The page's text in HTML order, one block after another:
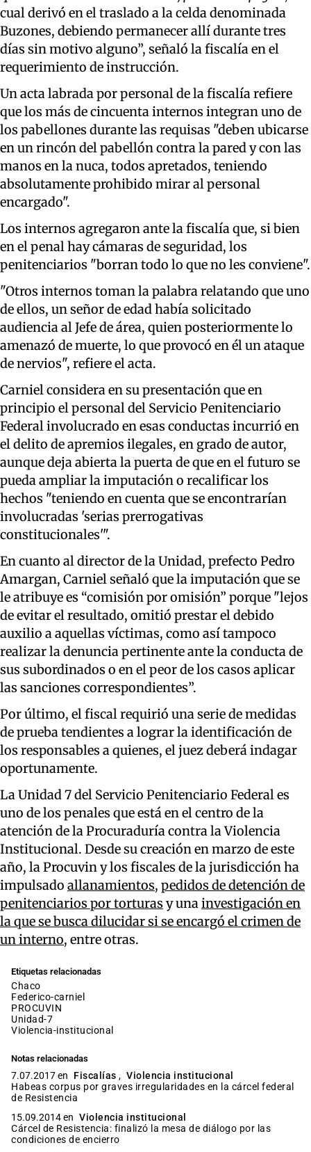
cual derivó en el traslado a la celda denominada
Buzones, debiendo permanecer allí durante tres
días sin motivo alguno”, señaló la fiscalía en el
requerimiento de instrucción.
Un acta labrada por personal de la fiscalía refiere
que los más de cincuenta internos integran uno de
los pabellones durante las requisas "deben ubicarse
en un rincón del pabellón contra la pared y con las
manos en la nuca, todos apretados, teniendo
absolutamente prohibido mirar al personal
encargado".
Los internos agregaron ante la fiscalía que, si bien
en el penal hay cámaras de seguridad, los
penitenciarios "borran todo lo que no les conviene".
"Otros internos toman la palabra relatando que uno
de ellos, un señor de edad había solicitado
audiencia al Jefe de área, quien posteriormente lo
amenazó de muerte, lo que provocó en él un ataque
de nervios", refiere el acta.
Carniel considera en su presentación que en
principio el personal del Servicio Penitenciario
Federal involucrado en esas conductas incurrió en
el delito de apremios ilegales, en grado de autor,
aunque deja abierta la puerta de que en el futuro se
pueda ampliar la imputación o recalificar los
hechos "teniendo en cuenta que se encontrarían
involucradas 'serias prerrogativas
constitucionales'".
En cuanto al director de la Unidad, prefecto Pedro
Amargan, Carniel señaló que la imputación que se
le atribuye es “comisión por omisión” porque "lejos
de evitar el resultado, omitió prestar el debido
auxilio a aquellas víctimas, como así tampoco
realizar la denuncia pertinente ante la conducta de
sus subordinados o en el peor de los casos aplicar
las sanciones correspondientes”.
Por último, el fiscal requirió una serie de medidas
de prueba tendientes a lograr la identificación de
los responsables a quienes, el juez deberá indagar
oportunamente.
La Unidad 7 del Servicio Penitenciario Federal es
uno de los penales que está en el centro de la
atención de la Procuraduría contra la Violencia
Institucional. Desde su creación en marzo de este
año, la Procuvin y los fiscales de la jurisdicción ha
impulsado allanamientos, pedidos de detención de
penitenciarios por torturas y unainvestigación en
la que se busca dilucidar si se encargó el crimen de
un interno, entre otras.
Etiquetas relacionadas
chaco
federico-carniel
PROCUVIN
unidad-7
violencia-institucional
Notas relacionadas
7.07.2017 en Fiscalías , Violencia institucional
Habeas corpus por graves irregularidades en la cárcel federal
de Resistencia
15.09.2014 en Violencia institucional
Cárcel de Resistencia: finalizó la mesa de diálogo por las
condiciones de encierro